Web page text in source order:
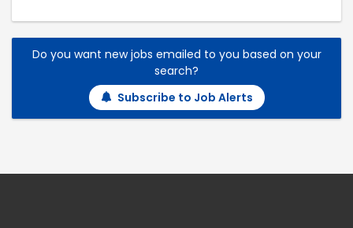
Do you want new jobs emailed to you based on your
search?
Subscribe to Job Alerts